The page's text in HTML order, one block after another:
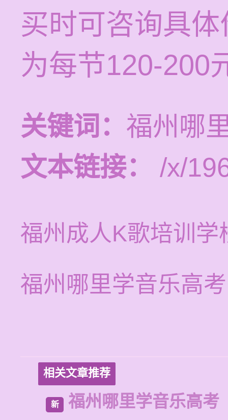
买时可咨询具
为每节120-200
关键词： 福州哪
文本链接：
/x/
福州成人K歌培训学
福州哪里学音乐高考
相关文章推荐
新 福州哪里学音乐高考